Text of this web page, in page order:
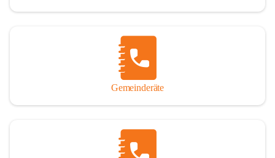
Gemeinderäte